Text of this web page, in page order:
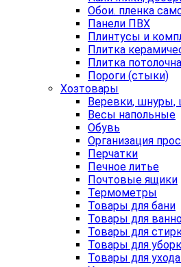
Обои. пленка
Панели ПВХ
Плинтусы и
Плитка
Плитка
Пороги (стыки)
Хозтовары
Веревки, шнуры,
Весы напольные
Обувь
Организация
Перчатки
Печное литье
Почтовые ящики
Термометры
Товары для бани
Товары для
Товары для
Товары для
Товары для